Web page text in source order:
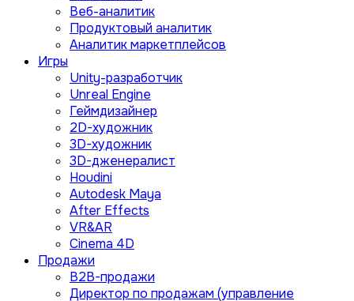
Веб-аналитик
Продуктовый аналитик
Аналитик маркетплейсов
Игры
Unity-разработчик
Unreal Engine
Геймдизайнер
2D-художник
3D-художник
3D-дженералист
Houdini
Autodesk Maya
After Effects
VR&AR
Cinema 4D
Продажи
B2B-продажи
Директор по продажам (управление